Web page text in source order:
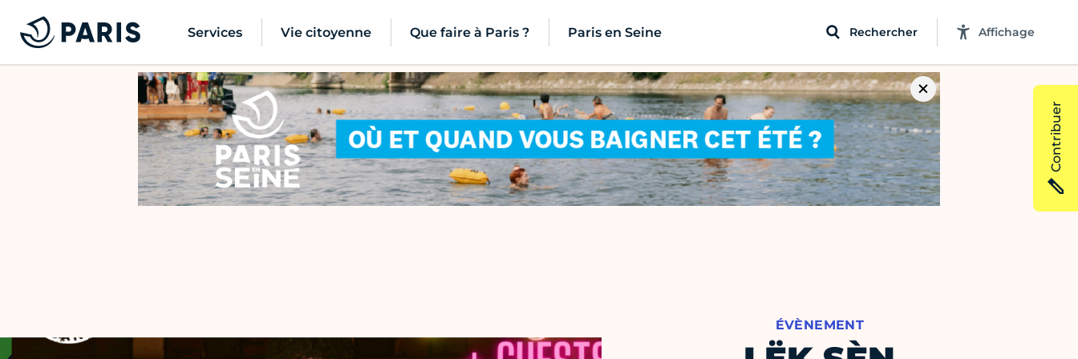
Services Vie citoyenne Que faire à Paris ? Paris en Seine Rechercher Affichage
ÉVÈNEMENT
Contribuer